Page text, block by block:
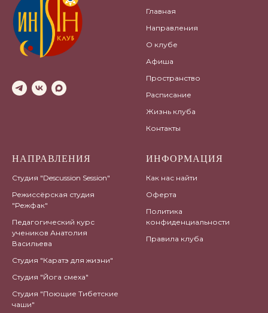
Главная
Направления
О клубе
Афиша
Пространство
Расписание
Жизнь клуба
Контакты
НАПРАВЛЕНИЯ
Студия "Descussion Session"
Режиссёрская студия
"Режфак"
Педагогический курс
учеников Анатолия
Васильева
Студия "Каратэ для жизни"
Студия "Йога смеха"
Студия "Поющие Тибетские
чаши"
ИНФОРМАЦИЯ
Как нас найти
Оферта
Политика
конфиденциальности
Правила клуба